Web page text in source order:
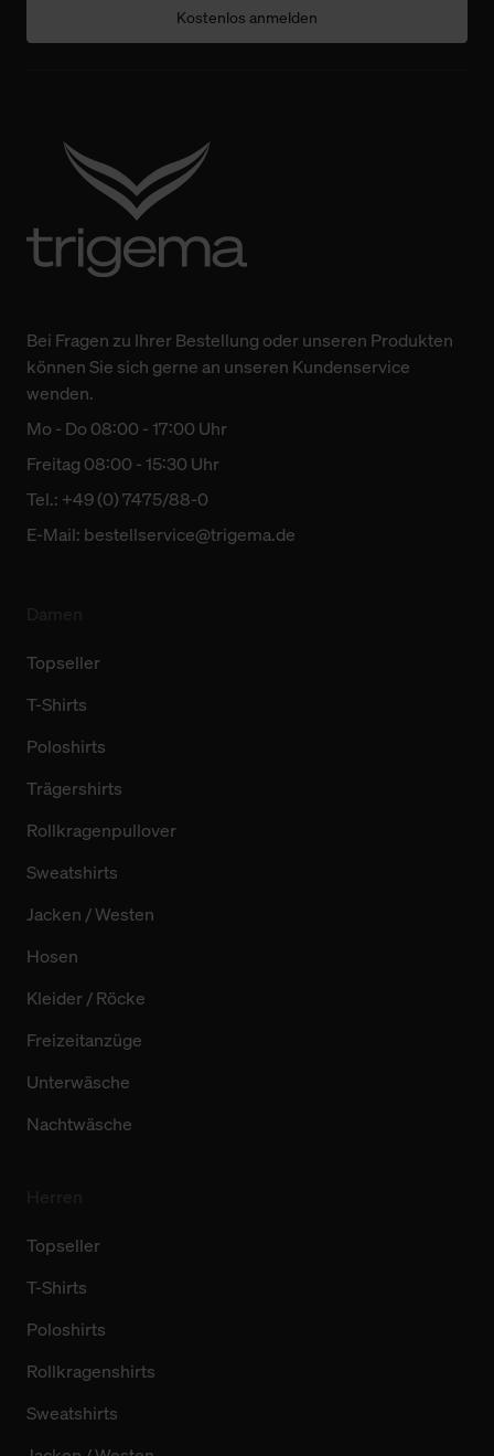
Kostenlos anmelden
Bei Fragen zu Ihrer Bestellung oder unseren Produkten
können Sie sich gerne an unseren Kundenservice
wenden.
Mo - Do 08:00 - 17:00 Uhr
Freitag 08:00 - 15:30 Uhr
Tel.: +49 (0) 7475/88-0
E-Mail: bestellservice@trigema.de
Topseller
T-Shirts
Poloshirts
Trägershirts
Rollkragenpullover
Sweatshirts
Jacken / Westen
Hosen
Kleider / Röcke
Freizeitanzüge
Unterwäsche
Nachtwäsche
Topseller
T-Shirts
Poloshirts
Rollkragenshirts
Sweatshirts